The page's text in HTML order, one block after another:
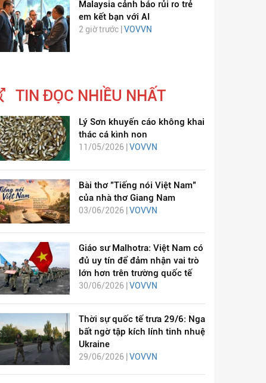
Malaysia cảnh báo rủi ro trẻ
em kết bạn với AI
2 giờ trước |VOVVN
TIN ĐỌC NHIỀU NHẤT
Lý Sơn khuyến cáo không khai
thác cá kình non
11/05/2026 | VOVVN
Bài thơ "Tiếng nói Việt Nam"
của nhà thơ Giang Nam
03/06/2026 | VOVVN
Giáo sư Malhotra: Việt Nam có
đủ uy tín để đảm nhận vai trò
lớn hơn trên trường quốc tế
30/06/2026 | VOVVN
Thời sự quốc tế trưa 29/6: Nga
bất ngờ tập kích lính tinh nhuệ
Ukraine
29/06/2026 | VOVVN